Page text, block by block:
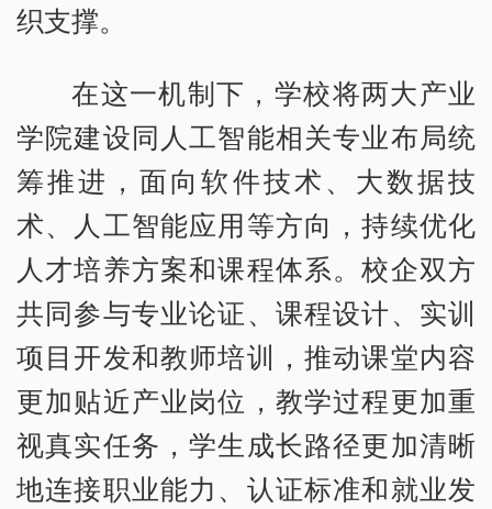
织支撑。
在这一机制下，学校将两大产业
学院建设同人工智能相关专业布局统
筹推进，面向软件技术、大数据技
术、人工智能应用等方向，持续优化
人才培养方案和课程体系。校企双方
共同参与专业论证、课程设计、实训
项目开发和教师培训，推动课堂内容
更加贴近产业岗位，教学过程更加重
视真实任务，学生成长路径更加清晰
地连接职业能力、认证标准和就业发